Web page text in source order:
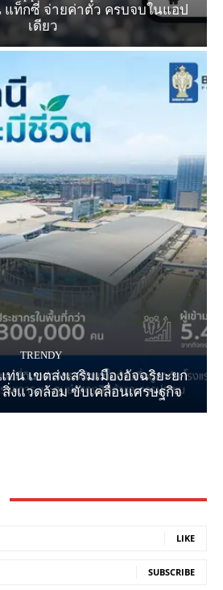
แท็กซี่ จ่ายค่าตั๋ว ครบจบในแอป
เดียว
TRENDY
น เขตส่งเสริมเมืองอัจฉริยะยก
งแวดล้อม ขับเคลื่อนเศรษฐกิจ
LIKE
SUBSCRIBE